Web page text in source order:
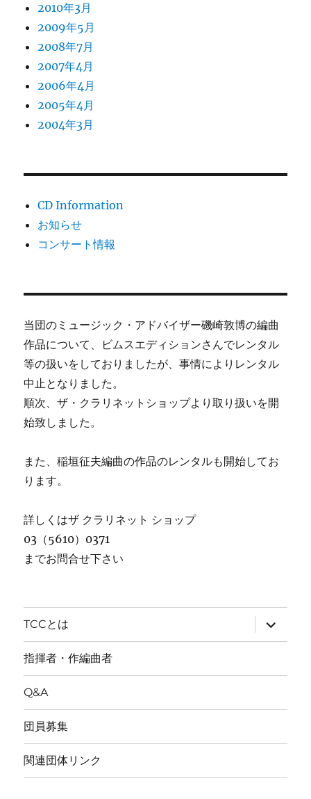
2010年3月
2009年5月
2008年7月
2007年4月
2006年4月
2005年4月
2004年3月
CD Information
お知らせ
コンサート情報
当団のミュージック・アドバイザー磯崎敦博の編曲
作品について、ビムスエディションさんでレンタル
等の扱いをしておりましたが、事情によりレンタル
中止となりました。
順次、ザ・クラリネットショップより取り扱いを開
始致しました。
また、稲垣征夫編曲の作品のレンタルも開始してお
ります。
詳しくはザ クラリネット ショップ
03（5610）0371
までお問合せ下さい
TCCとは
サ
ブ
メ
ー
開
指揮者・作編曲者
Q&A
団員募集
関連団体リンク